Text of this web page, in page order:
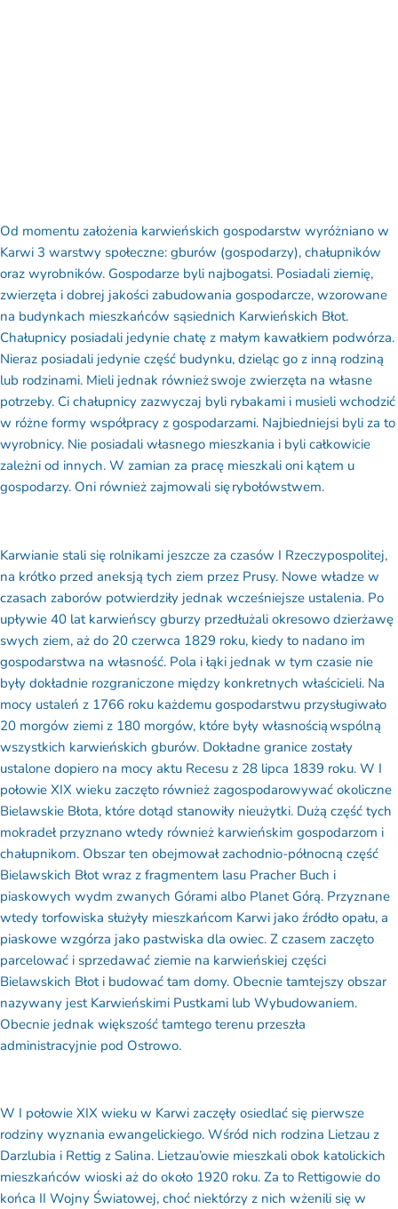
Od momentu założenia karwieńskich gospodarstw wyróżniano w
Karwi 3 warstwy społeczne: gburów (gospodarzy), chałupników
oraz wyrobników. Gospodarze byli najbogatsi. Posiadali ziemię,
zwierzęta i dobrej jakości zabudowania gospodarcze, wzorowane
na budynkach mieszkańców sąsiednich Karwieńskich Błot.
Chałupnicy posiadali jedynie chatę z małym kawałkiem podwórza.
Nieraz posiadali jedynie część budynku, dzieląc go z inną rodziną
lub rodzinami. Mieli jednak również swoje zwierzęta na własne
potrzeby. Ci chałupnicy zazwyczaj byli rybakami i musieli wchodzić
w różne formy współpracy z gospodarzami. Najbiedniejsi byli za to
wyrobnicy. Nie posiadali własnego mieszkania i byli całkowicie
zależni od innych. W zamian za pracę mieszkali oni kątem u
gospodarzy. Oni również zajmowali się rybołówstwem.
Karwianie stali się rolnikami jeszcze za czasów I Rzeczypospolitej,
na krótko przed aneksją tych ziem przez Prusy. Nowe władze w
czasach zaborów potwierdziły jednak wcześniejsze ustalenia. Po
upływie 40 lat karwieńscy gburzy przedłużali okresowo dzierżawę
swych ziem, aż do 20 czerwca 1829 roku, kiedy to nadano im
gospodarstwa na własność. Pola i łąki jednak w tym czasie nie
były dokładnie rozgraniczone między konkretnych właścicieli. Na
mocy ustaleń z 1766 roku każdemu gospodarstwu przysługiwało
20 morgów ziemi z 180 morgów, które były własnością wspólną
wszystkich karwieńskich gburów. Dokładne granice zostały
ustalone dopiero na mocy aktu Recesu z 28 lipca 1839 roku. W I
połowie XIX wieku zaczęto również zagospodarowywać okoliczne
Bielawskie Błota, które dotąd stanowiły nieużytki. Dużą część tych
mokradeł przyznano wtedy również karwieńskim gospodarzom i
chałupnikom. Obszar ten obejmował zachodnio-północną część
Bielawskich Błot wraz z fragmentem lasu Pracher Buch i
piaskowych wydm zwanych Górami albo Planet Górą. Przyznane
wtedy torfowiska służyły mieszkańcom Karwi jako źródło opału, a
piaskowe wzgórza jako pastwiska dla owiec. Z czasem zaczęto
parcelować i sprzedawać ziemie na karwieńskiej części
Bielawskich Błot i budować tam domy. Obecnie tamtejszy obszar
nazywany jest Karwieńskimi Pustkami lub Wybudowaniem.
Obecnie jednak większość tamtego terenu przeszła
administracyjnie pod Ostrowo.
W I połowie XIX wieku w Karwi zaczęły osiedlać się pierwsze
rodziny wyznania ewangelickiego. Wśród nich rodzina Lietzau z
Darzlubia i Rettig z Salina. Lietzau’owie mieszkali obok katolickich
mieszkańców wioski aż do około 1920 roku. Za to Rettigowie do
końca II Wojny Światowej, choć niektórzy z nich wżenili się w